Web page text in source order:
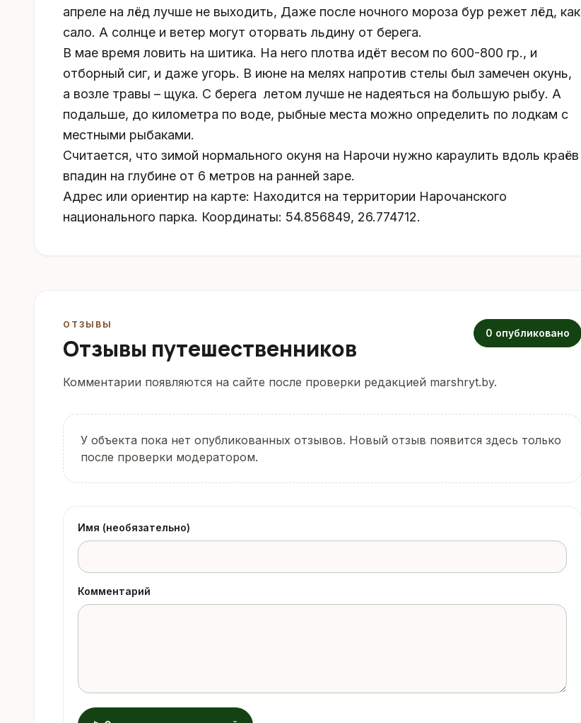
апреле на лёд лучше не выходить, Даже после ночного мороза бур режет лёд, как
сало. А солнце и ветер могут оторвать льдину от берега.
В мае время ловить на шитика. На него плотва идёт весом по 600-800 гр., и
отборный сиг, и даже угорь. В июне на мелях напротив стелы был замечен окунь,
а возле травы – щука. С берега летом лучше не надеяться на большую рыбу. А
подальше, до километра по воде, рыбные места можно определить по лодкам с
местными рыбаками.
Считается, что зимой нормального окуня на Нарочи нужно караулить вдоль краёв
впадин на глубине от 6 метров на ранней заре.
Адрес или ориентир на карте: Находится на территории Нарочанского
национального парка. Координаты: 54.856849, 26.774712.
ОТЗЫВЫ
Отзывы путешественников
0 опубликовано
Комментарии появляются на сайте после проверки редакцией marshryt.by.
У объекта пока нет опубликованных отзывов. Новый отзыв появится здесь только
после проверки модератором.
Имя (необязательно)
Комментарий